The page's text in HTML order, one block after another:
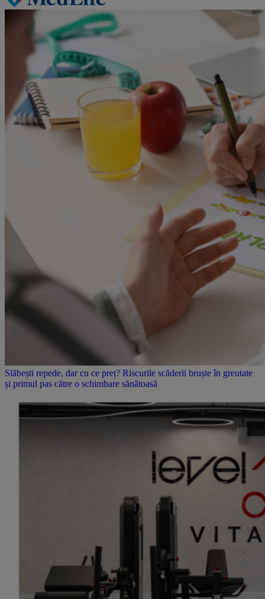
Slăbești repede, dar cu ce preț? Riscurile scăderii bruște în greutate
și primul pas către o schimbare sănătoasă